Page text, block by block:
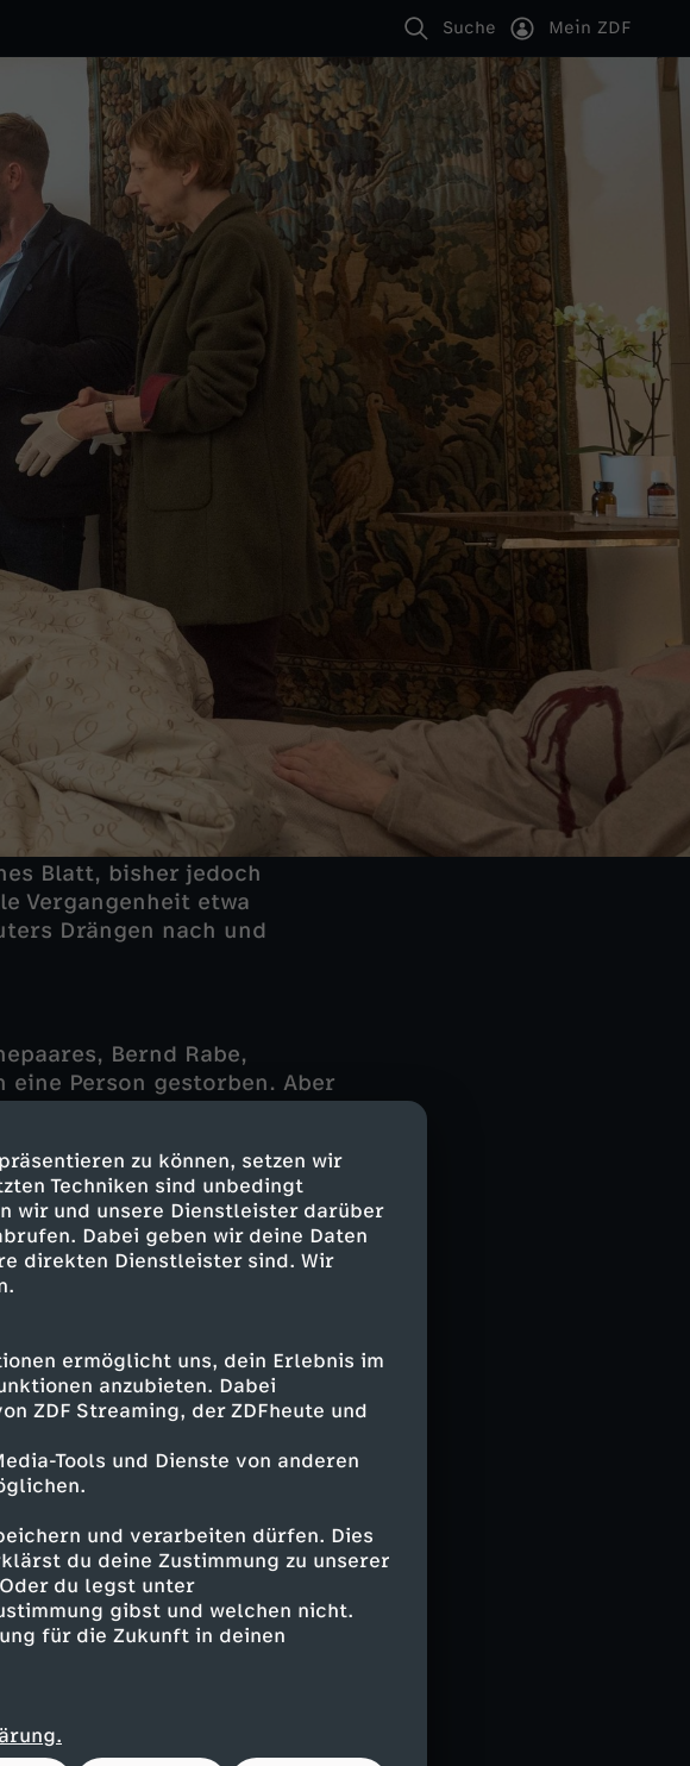
zu können, setzen wir
Techniken sind unbedingt
wir und unsere Dienstleister darüber
Dabei geben wir deine Daten
direkten Dienstleister sind. Wir
ermöglicht uns, dein Erlebnis im
anzubieten. Dabei
ZDF Streaming, der ZDFheute und
Tools und Dienste von anderen
und verarbeiten dürfen. Dies
du deine Zustimmung zu unserer
du legst unter
gibst und welchen nicht.
für die Zukunft in deinen
Suche Mein ZDF
Blatt, bisher jedoch
Vergangenheit etwa
Drängen nach und
Bernd Rabe,
Person gestorben. Aber
haben ein starkes Motiv:
in der Lage, ihren Eltern
unaufgeklärten Mord